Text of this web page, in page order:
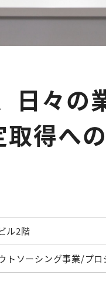
日々の
得へ
ル2階
トソーシング事業/プ